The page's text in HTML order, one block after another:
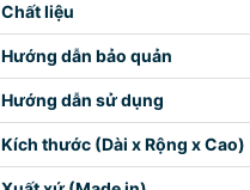
Chất liệu
Hướng dẫn bảo quản
Hướng dẫn sử dụng
Kích thước (Dài x Rộng x Cao)